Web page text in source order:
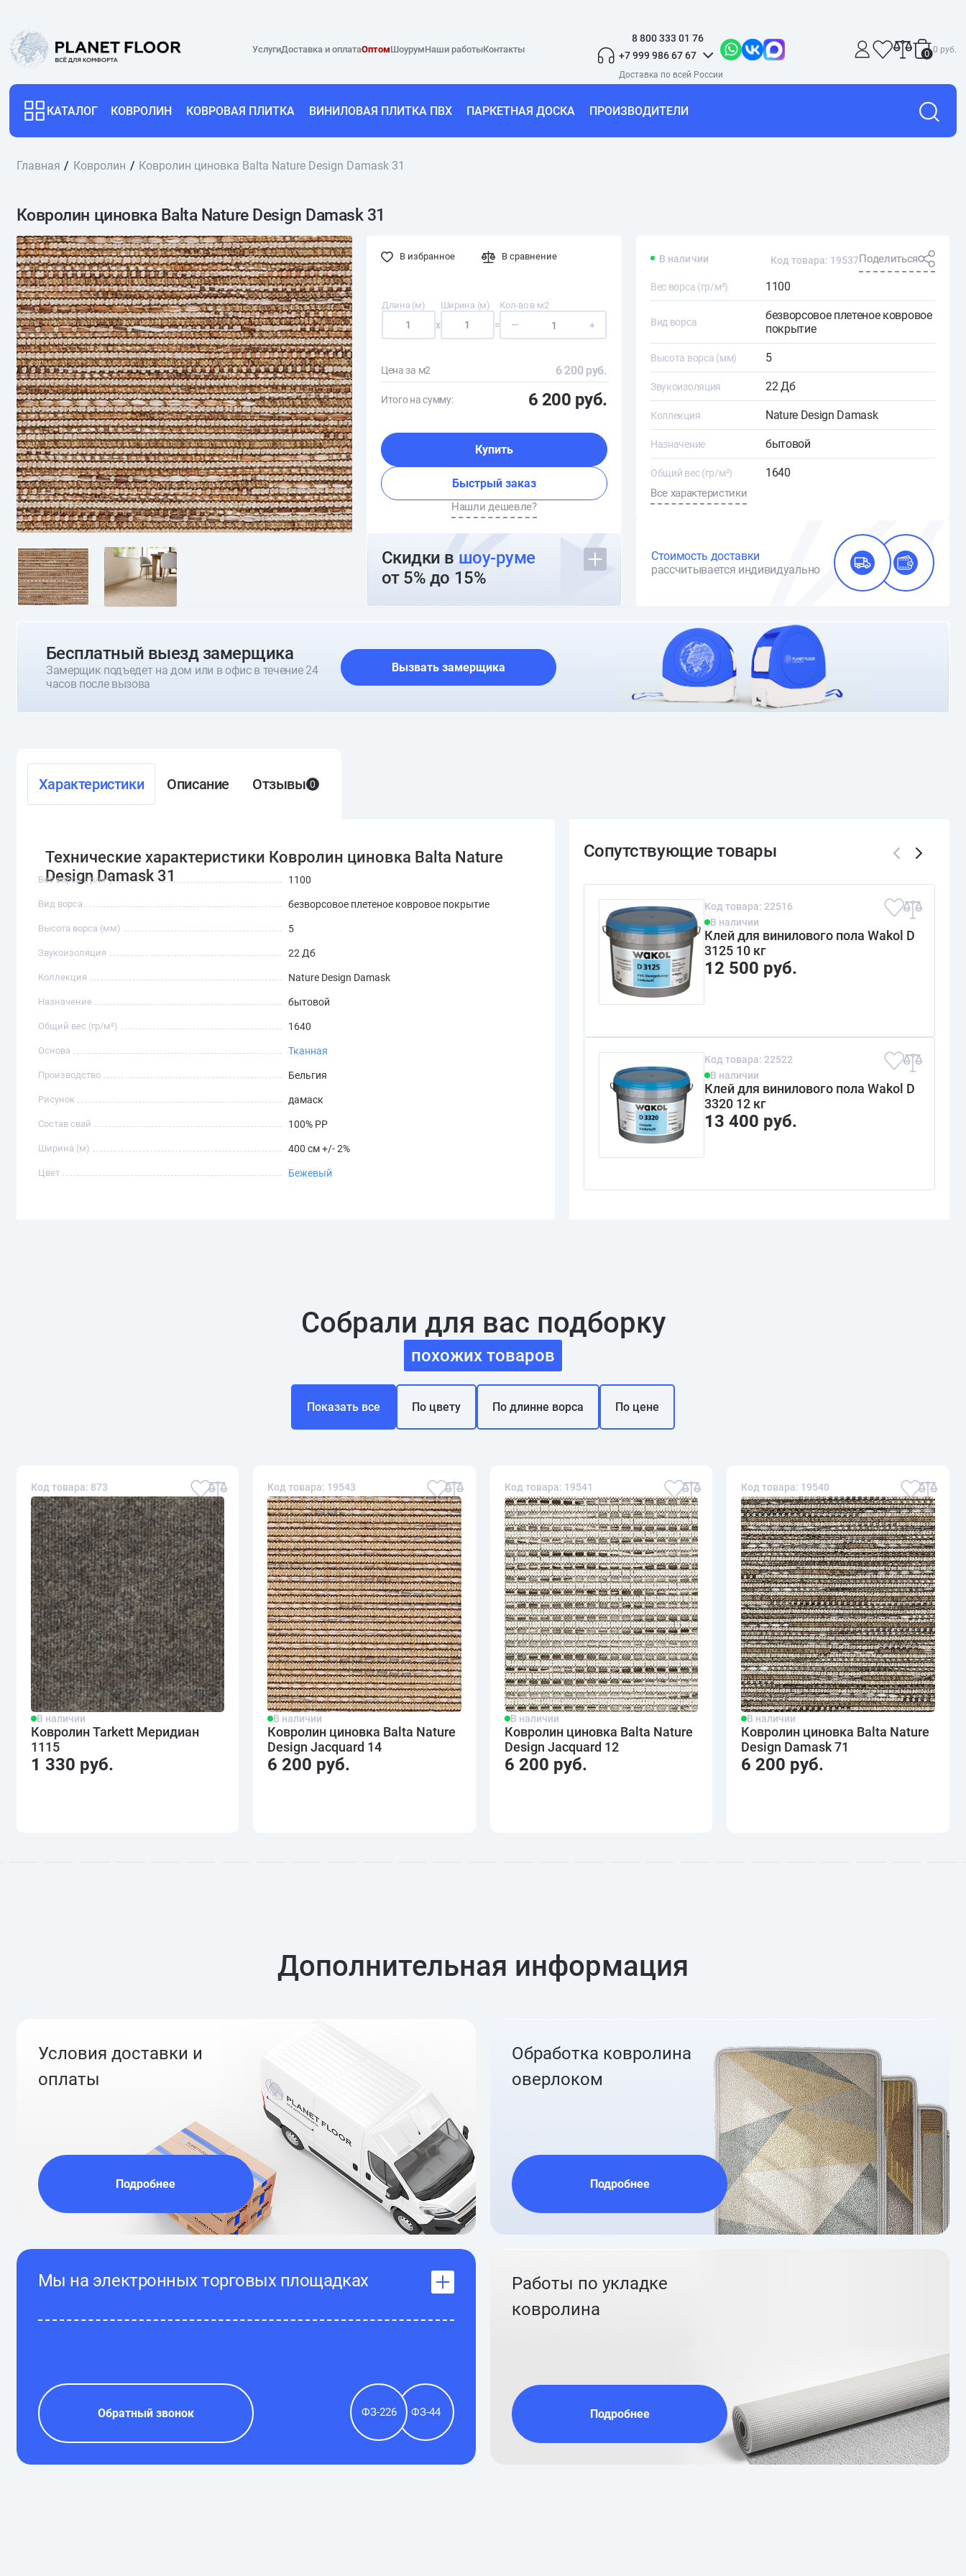
УслугиДоставка и оплатаОптомШоурумНаши работыКонтакты
8 800 333 01 76
+7 999 986 67 67
0 0 руб.
КАТАЛОГ КОВРОЛИН КОВРОВАЯ ПЛИТКА ВИНИЛОВАЯ ПЛИТКА ПВХ ПАРКЕТНАЯ ДОСКА ПРОИЗВОДИТЕЛИ
Главная Ковролин Ковролин циновка Balta Nature Design Damask 31
Ковролин циновка Balta Nature Design Damask 31
В избранное В сравнение
Длина (м)
x
Ширина (м)
=
Кол-во в м2
— +
Цена за м2 6 200 руб.
Итого на сумму: 6 200 руб.
Купить
Быстрый заказ
Нашли дешевле?
Скидки в шоу-руме
от 5% до 15%
В наличии Код товара: 19537Поделиться
Вес ворса (гр/м²) 1100
Вид ворса
безворсовое плетеное ковровое
покрытие
Высота ворса (мм) 5
Звукоизоляция 22 Дб
Коллекция Nature Design Damask
Назначение бытовой
Общий вес (гр/м²) 1640
Все характеристики
Стоимость доставки
рассчитывается индивидуально
О доставке и оплате
Бесплатный выезд замерщика
Замерщик подъедет на дом или в офис в течение 24
часов после вызова
Вызвать замерщика
Характеристики Описание Отзывы 0
Технические характеристики Ковролин циновка Balta Nature
Design Damask 31
Вес ворса (гр/м²) 1100
Вид ворса безворсовое плетеное ковровое покрытие
Высота ворса (мм) 5
Звукоизоляция 22 Дб
Коллекция Nature Design Damask
Назначение бытовой
Общий вес (гр/м²) 1640
Основа Тканная
Производство Бельгия
Рисунок дамаск
Состав свай 100% PP
Ширина (м) 400 см +/- 2%
Цвет Бежевый
Код товара: 22516
В наличии
Клей для винилового пола Wakol D
3125 10 кг
12 500 руб.
Код товара: 22522
В наличии
Клей для винилового пола Wakol D
3320 12 кг
13 400 руб.
Собрали для вас подборку
похожих товаров
Показать все По цвету По длинне ворса По цене
Код товара: 873
В наличии
Ковролин Tarkett Меридиан
1115
1 330 руб.
Код товара: 19543
В наличии
Ковролин циновка Balta Nature
Design Jacquard 14
6 200 руб.
Код товара: 19541
В наличии
Ковролин циновка Balta Nature
Design Jacquard 12
6 200 руб.
Код товара: 19540
В наличии
Ковролин циновка Balta Nature
Design Damask 71
6 200 руб.
Дополнительная информация
Условия доставки и
оплаты
Подробнее
Обработка ковролина
оверлоком
Подробнее
Мы на электронных торговых площадках
Обратный звонок ФЗ-226 ФЗ-44
Работы по укладке
ковролина
Подробнее